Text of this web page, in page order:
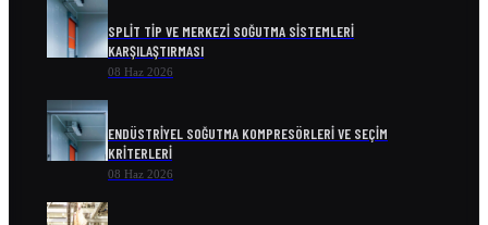
SPLIT TIP VE MERKEZI SOĞUTMA SISTEMLERI
KARŞILAŞTIRMASI
08 Haz 2026
ENDÜSTRIYEL SOĞUTMA KOMPRESÖRLERI VE SEÇIM
KRITERLERI
08 Haz 2026